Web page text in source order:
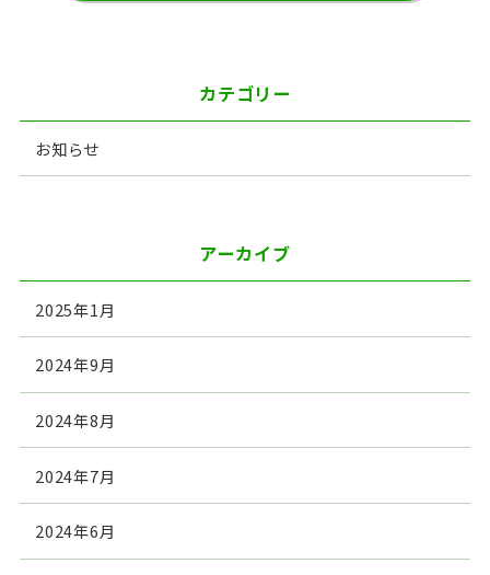
カテゴリー
お知らせ
アーカイブ
2025年1月
2024年9月
2024年8月
2024年7月
2024年6月